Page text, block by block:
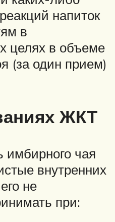
напиток
в
целях в объеме
(за один прием)
ЖКТ
имбирного чая
внутренних
не
при: